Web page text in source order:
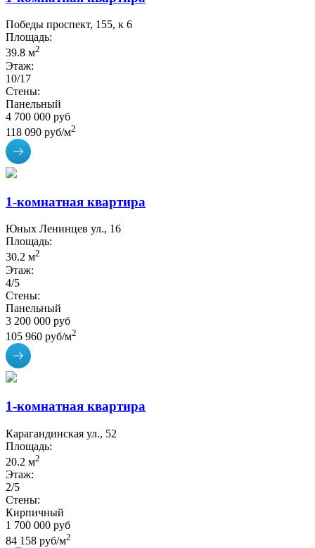
Победы проспект, 155, к 6
Площадь:
39.8 м2
Этаж:
10/17
Стены:
Панельный
4 700 000 руб
118 090 руб/м2
1-комнатная квартира
Юных Ленинцев ул., 16
Площадь:
30.2 м2
Этаж:
4/5
Стены:
Панельный
3 200 000 руб
105 960 руб/м2
1-комнатная квартира
Карагандинская ул., 52
Площадь:
20.2 м2
Этаж:
2/5
Стены:
Кирпичный
1 700 000 руб
84 158 руб/м2